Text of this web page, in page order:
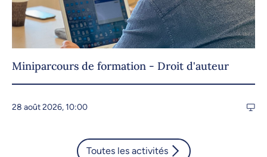
Miniparcours de formation - Droit d'auteur
28 août 2026, 10:00
Toutes les activités